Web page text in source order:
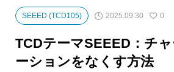
Google Map
14
TCDテーマ一覧
ファイルの編集方法
人気ランキング
アップデート情報
よくあるご質問
SEEED (TCD105) 2025.09.30 0
TCDテーマSEEED：チ
ーションをなくす方法